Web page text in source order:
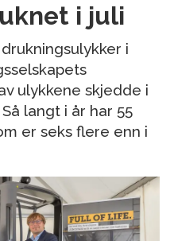
i juli
i
ulykkene skjedde i
langt i år har 55
er seks flere enn i